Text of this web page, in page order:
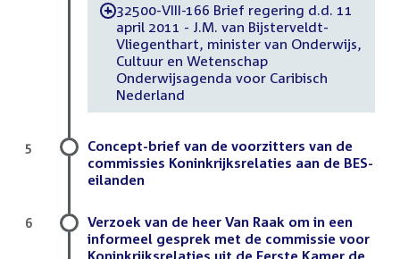
-32500-VIII-166 Brief regering d.d. 11
april 2011 - J.M. van Bijsterveldt-
Vliegenthart, minister van Onderwijs,
Cultuur en Wetenschap
Onderwijsagenda voor Caribisch
Nederland
Concept-brief van de voorzitters van de
commissies Koninkrijksrelaties aan de BES-
eilanden
5
Verzoek van de heer Van Raak om in een
informeel gesprek met de commissie voor
Koninkrijksrelaties uit de Eerste Kamer de
6